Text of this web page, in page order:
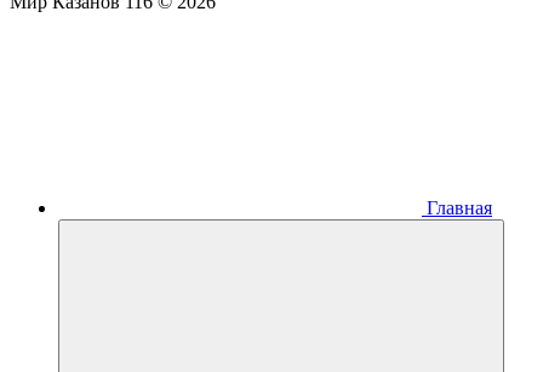
Главная